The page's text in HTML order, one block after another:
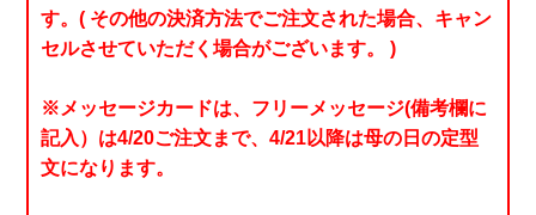
す。( その他の決済方法でご注文された場合、キャン
セルさせていただく場合がございます。 )
※メッセージカードは、フリーメッセージ(備考欄に
記入）は4/20ご注文まで、4/21以降は母の日の定型
文になります。